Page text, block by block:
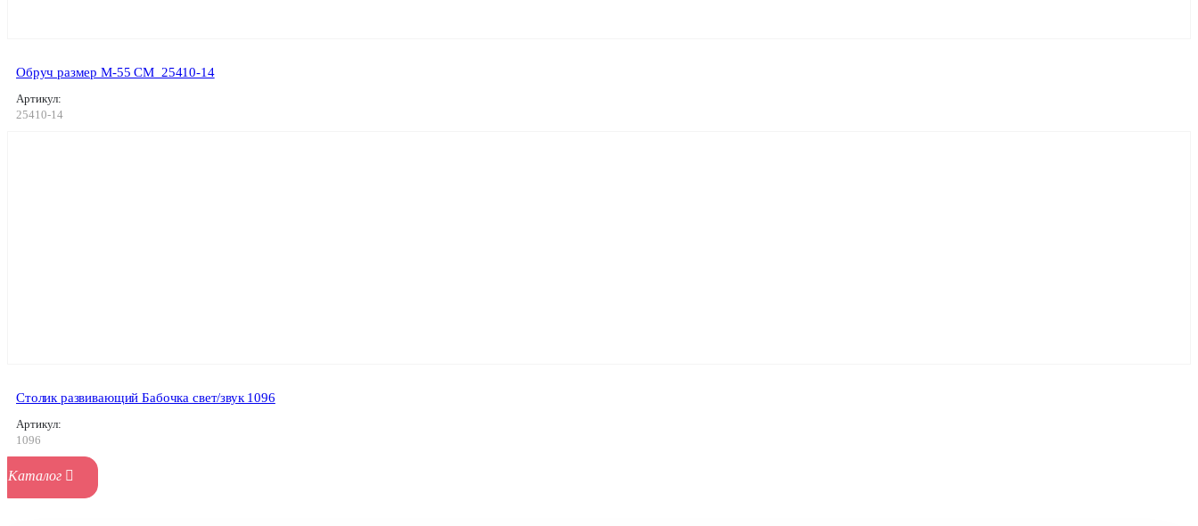
Обруч размер M-55 СМ_25410-14
Артикул:
25410-14
Столик развивающий Бабочка свет/звук 1096
Артикул:
1096